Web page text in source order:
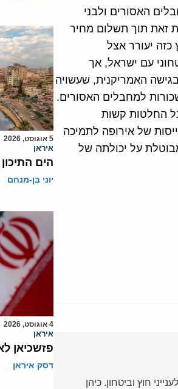
האסורים ולבני
זאת תוך תשלום מחיר
כזה יעורר אצל
עם ישראל, אך
האמריקנית, שעשויה
למחבלים האסורים.
החלטות קשות
של אירופה לתמיכה
על יכולתה של
חוץ וביטחון. כיהן
5 אוגוסט, 2026
איראן
הים
יוני בן-מנחם
4 אוגוסט, 2026
איראן
פזשכיאן
דסק איראן